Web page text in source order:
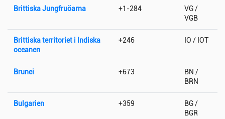
Brittiska Jungfruöarna +1-284
VG /
VGB
Brittiska territoriet i Indiska
oceanen
+246 IO / IOT
Brunei +673
BN /
BRN
Bulgarien +359
BG /
BGR